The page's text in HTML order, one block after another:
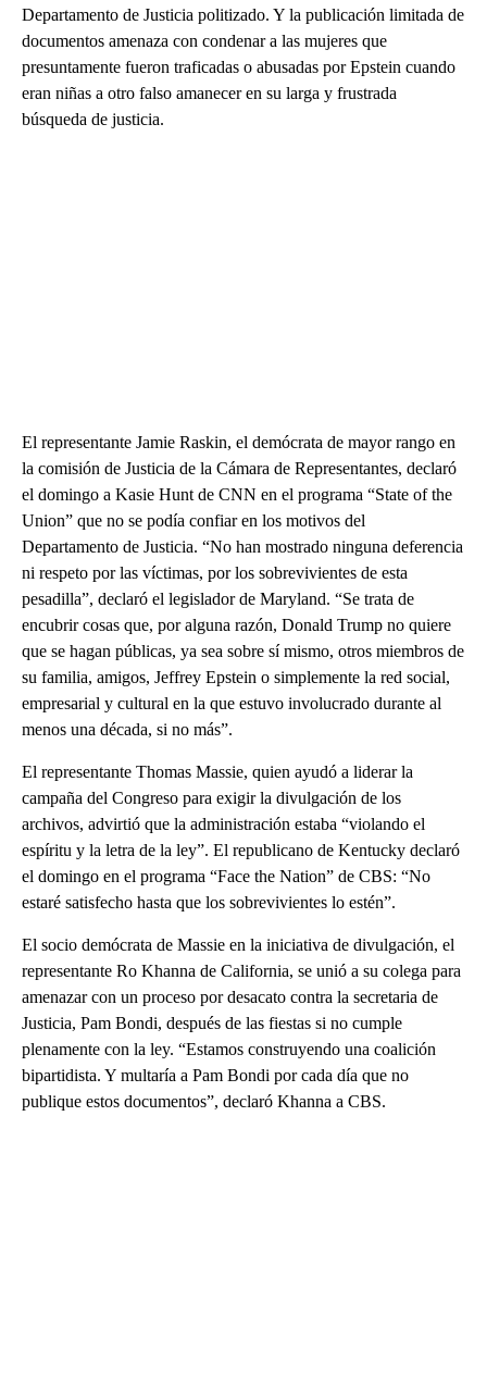
Departamento de Justicia politizado. Y la publicación limitada de
documentos amenaza con condenar a las mujeres que
presuntamente fueron traficadas o abusadas por Epstein cuando
eran niñas a otro falso amanecer en su larga y frustrada
búsqueda de justicia.
El representante Jamie Raskin, el demócrata de mayor rango en
la comisión de Justicia de la Cámara de Representantes, declaró
el domingo a Kasie Hunt de CNN en el programa “State of the
Union” que no se podía confiar en los motivos del
Departamento de Justicia. “No han mostrado ninguna deferencia
ni respeto por las víctimas, por los sobrevivientes de esta
pesadilla”, declaró el legislador de Maryland. “Se trata de
encubrir cosas que, por alguna razón, Donald Trump no quiere
que se hagan públicas, ya sea sobre sí mismo, otros miembros de
su familia, amigos, Jeffrey Epstein o simplemente la red social,
empresarial y cultural en la que estuvo involucrado durante al
menos una década, si no más”.
El representante Thomas Massie, quien ayudó a liderar la
campaña del Congreso para exigir la divulgación de los
archivos, advirtió que la administración estaba “violando el
espíritu y la letra de la ley”. El republicano de Kentucky declaró
el domingo en el programa “Face the Nation” de CBS: “No
estaré satisfecho hasta que los sobrevivientes lo estén”.
El socio demócrata de Massie en la iniciativa de divulgación, el
representante Ro Khanna de California, se unió a su colega para
amenazar con un proceso por desacato contra la secretaria de
Justicia, Pam Bondi, después de las fiestas si no cumple
plenamente con la ley. “Estamos construyendo una coalición
bipartidista. Y multaría a Pam Bondi por cada día que no
publique estos documentos”, declaró Khanna a CBS.